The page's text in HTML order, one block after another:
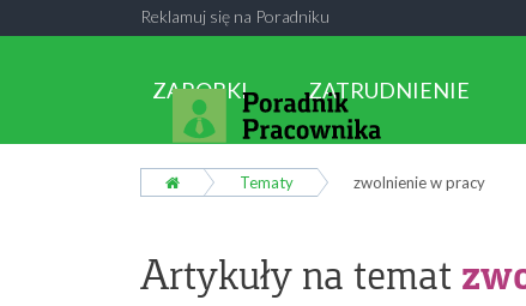
Reklamuj się na Poradniku
ZAROBKI ZATRUDNIENIE
Tematy zwolnienie w pracy
Artykuły na temat